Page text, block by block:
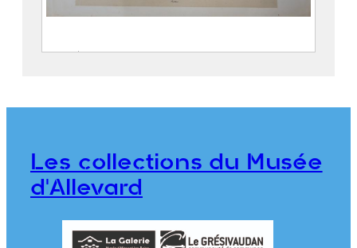
Entrée de la Gorge d’Allevard
CICÉRI, Eugène (Paris, 27 janvier
THIERRY Frères
2018.0.12
Les collections du Musée
d'Allevard